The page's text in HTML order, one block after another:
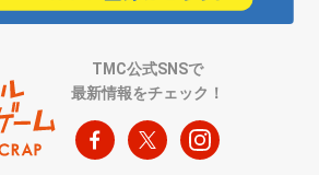
TMC公式SNSで
最新情報をチェック！